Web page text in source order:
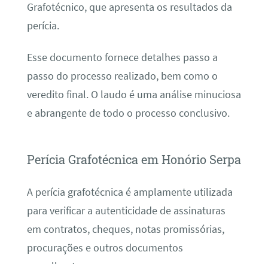
Grafotécnico, que apresenta os resultados da
perícia.
Esse documento fornece detalhes passo a
passo do processo realizado, bem como o
veredito final. O laudo é uma análise minuciosa
e abrangente de todo o processo conclusivo.
Perícia Grafotécnica em Honório Serpa
A perícia grafotécnica é amplamente utilizada
para verificar a autenticidade de assinaturas
em contratos, cheques, notas promissórias,
procurações e outros documentos